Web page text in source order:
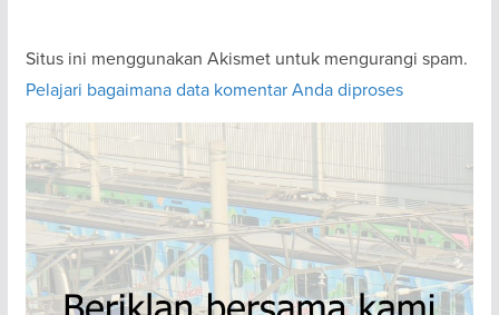
Situs ini menggunakan Akismet untuk mengurangi spam.
Pelajari bagaimana data komentar Anda diproses